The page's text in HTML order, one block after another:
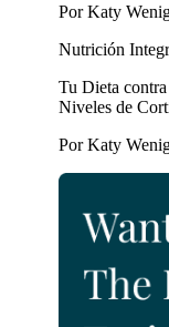
Por Katy
Nutrición
Tu Dieta
Niveles de
Por Katy